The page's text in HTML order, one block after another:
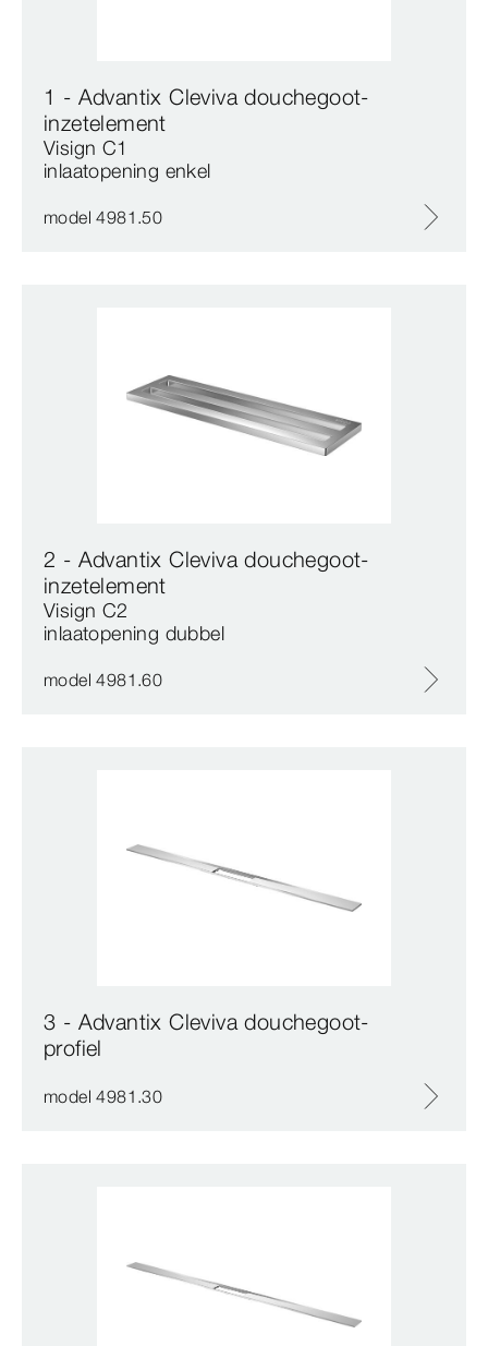
1 - Advantix Cleviva douchegoot-
inzetelement
Visign C1
inlaatopening enkel
model 4981.50
2 - Advantix Cleviva douchegoot-
inzetelement
Visign C2
inlaatopening dubbel
model 4981.60
3 - Advantix Cleviva douchegoot-
profiel
model 4981.30